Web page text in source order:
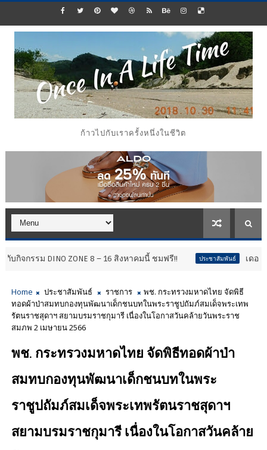
ก้าวไปกับเราครั้งหนึ่งในชีวิต
8 – 16 สิงหาคมนี้ ชมฟรี!! ประชาสัมพันธ์ เดอะไนน์ เซ็นเตอร์ ติวาน
Home ประชาสัมพันธ์ ราชการ
พช. กระทรวงมหาดไทย จัดพิธี
ทอดผ้าป่าสมทบกองทุนพัฒนาเด็กชนบทในพระราชูปถัมภ์สมเด็จพระเทพ
รัตนราชสุดาฯ สยามบรมราชกุมารี เนื่องในโอกาสวันคล้ายวันพระราช
สมภพ 2 เมษายน 2566
พช. กระทรวงมหาดไทย จัดพิธีทอดผ้าป่า
สมทบกองทุนพัฒนาเด็กชนบทในพระ
ราชูปถัมภ์สมเด็จพระเทพรัตนราชสุดาฯ
สยามบรมราชกุมารี เนื่องในโอกาสวันคล้าย